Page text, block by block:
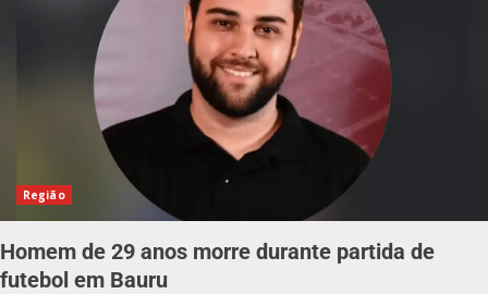
Região
Homem de 29 anos morre durante partida de
futebol em Bauru